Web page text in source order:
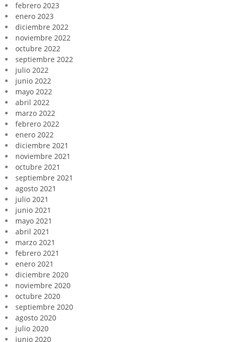
febrero 2023
enero 2023
diciembre 2022
noviembre 2022
octubre 2022
septiembre 2022
julio 2022
junio 2022
mayo 2022
abril 2022
marzo 2022
febrero 2022
enero 2022
diciembre 2021
noviembre 2021
octubre 2021
septiembre 2021
agosto 2021
julio 2021
junio 2021
mayo 2021
abril 2021
marzo 2021
febrero 2021
enero 2021
diciembre 2020
noviembre 2020
octubre 2020
septiembre 2020
agosto 2020
julio 2020
junio 2020